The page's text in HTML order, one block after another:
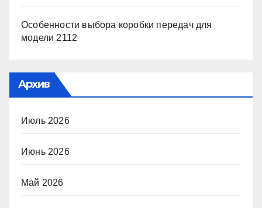
Особенности выбора коробки передач для
модели 2112
Архив
Июль 2026
Июнь 2026
Май 2026